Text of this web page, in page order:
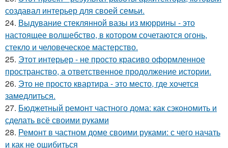
создавал интерьер для своей семьи.
24. Выдувание стеклянной вазы из мюррины - это
настоящее волшебство, в котором сочетаются огонь,
стекло и человеческое мастерство.
25. Этот интерьер - не просто красиво оформленное
пространство, а ответственное продолжение истории.
26. Это не просто квартира - это место, где хочется
замедлиться.
27. Бюджетный ремонт частного дома: как сэкономить и
сделать всё своими руками
28. Ремонт в частном доме своими руками: с чего начать
и как не ошибиться